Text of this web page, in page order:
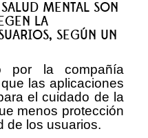
MENTAL SON
LA
SEGÚN UN
por la compañía
las aplicaciones
el cuidado de la
menos protección
de los usuarios.